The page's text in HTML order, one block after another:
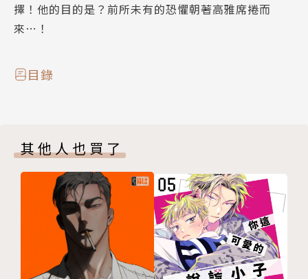
擇！他的目的是？前所未有的恐懼朝著高雅席捲而
來…！
目錄
其他人也買了